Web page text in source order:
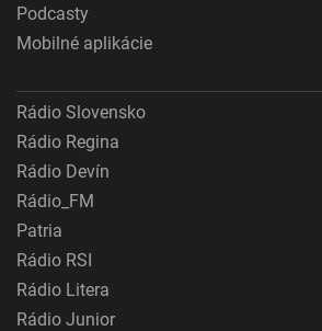
Podcasty
Mobilné aplikácie
Rádio Slovensko
Rádio Regina
Rádio Devín
Rádio_FM
Patria
Rádio RSI
Rádio Litera
Rádio Junior